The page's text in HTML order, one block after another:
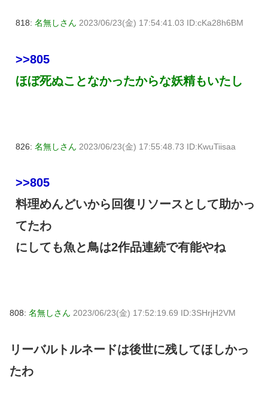
818: 名無しさん 2023/06/23(金) 17:54:41.03 ID:cKa28h6BM
>>805
ほぼ死ぬことなかったからな妖精もいたし
826: 名無しさん 2023/06/23(金) 17:55:48.73 ID:KwuTiisaa
>>805
料理めんどいから回復リソースとして助かっ
てたわ
にしても魚と鳥は2作品連続で有能やね
808: 名無しさん 2023/06/23(金) 17:52:19.69 ID:3SHrjH2VM
リーバルトルネードは後世に残してほしかっ
たわ